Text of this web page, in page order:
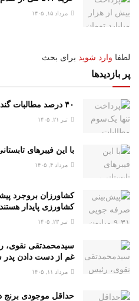
مرداد ۱۵, ۱۴۰۵
لطفا وارد شوید برای بحث
پر بازدیدها
۴۰ درصد مطالبات گندمکاران خراسان شمالی واریز شد
تیر ۲۱, ۱۴۰۵
با این فیبرهای
مرداد ۴, ۱۴۰۵
کشاورزان بروجرد
کشاورزی پایدار هستند
تیر ۲۳, ۱۴۰۵
سیدمحمدتقی نقوی،
غم از دست دادن پدر
مرداد ۱۱, ۱۴۰۵